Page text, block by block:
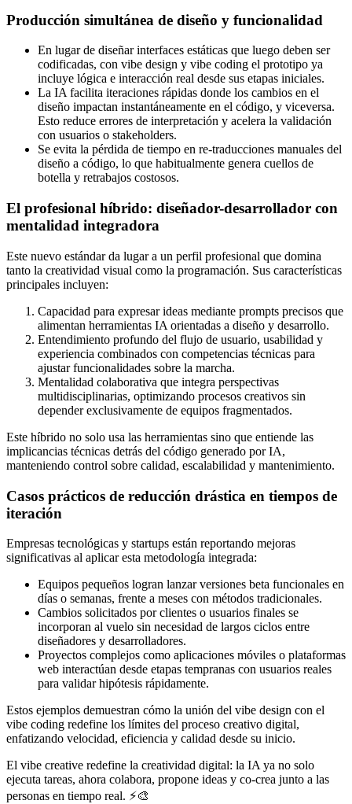
Producción simultánea de diseño y funcionalidad
En lugar de diseñar interfaces estáticas que luego deben ser
codificadas, con vibe design y vibe coding el prototipo ya
incluye lógica e interacción real desde sus etapas iniciales.
La IA facilita iteraciones rápidas donde los cambios en el
diseño impactan instantáneamente en el código, y viceversa.
Esto reduce errores de interpretación y acelera la validación
con usuarios o stakeholders.
Se evita la pérdida de tiempo en re-traducciones manuales del
diseño a código, lo que habitualmente genera cuellos de
botella y retrabajos costosos.
El profesional híbrido: diseñador-desarrollador con
mentalidad integradora
Este nuevo estándar da lugar a un perfil profesional que domina
tanto la creatividad visual como la programación. Sus características
principales incluyen:
Capacidad para expresar ideas mediante prompts precisos que
alimentan herramientas IA orientadas a diseño y desarrollo.
Entendimiento profundo del flujo de usuario, usabilidad y
experiencia combinados con competencias técnicas para
ajustar funcionalidades sobre la marcha.
Mentalidad colaborativa que integra perspectivas
multidisciplinarias, optimizando procesos creativos sin
depender exclusivamente de equipos fragmentados.
Este híbrido no solo usa las herramientas sino que entiende las
implicancias técnicas detrás del código generado por IA,
manteniendo control sobre calidad, escalabilidad y mantenimiento.
Casos prácticos de reducción drástica en tiempos de
iteración
Empresas tecnológicas y startups están reportando mejoras
significativas al aplicar esta metodología integrada:
Equipos pequeños logran lanzar versiones beta funcionales en
días o semanas, frente a meses con métodos tradicionales.
Cambios solicitados por clientes o usuarios finales se
incorporan al vuelo sin necesidad de largos ciclos entre
diseñadores y desarrolladores.
Proyectos complejos como aplicaciones móviles o plataformas
web interactúan desde etapas tempranas con usuarios reales
para validar hipótesis rápidamente.
Estos ejemplos demuestran cómo la unión del vibe design con el
vibe coding redefine los límites del proceso creativo digital,
enfatizando velocidad, eficiencia y calidad desde su inicio.
El vibe creative redefine la creatividad digital: la IA ya no solo
ejecuta tareas, ahora colabora, propone ideas y co-crea junto a las
personas en tiempo real. ⚡🎨